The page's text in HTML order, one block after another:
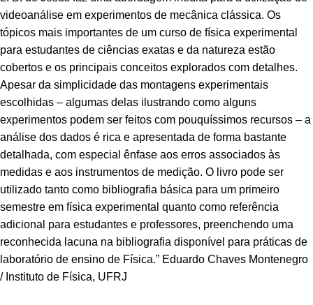
videoanálise em experimentos de mecânica clássica. Os
tópicos mais importantes de um curso de física experimental
para estudantes de ciências exatas e da natureza estão
cobertos e os principais conceitos explorados com detalhes.
Apesar da simplicidade das montagens experimentais
escolhidas – algumas delas ilustrando como alguns
experimentos podem ser feitos com pouquíssimos recursos – a
análise dos dados é rica e apresentada de forma bastante
detalhada, com especial ênfase aos erros associados às
medidas e aos instrumentos de medição. O livro pode ser
utilizado tanto como bibliografia básica para um primeiro
semestre em física experimental quanto como referência
adicional para estudantes e professores, preenchendo uma
reconhecida lacuna na bibliografia disponível para práticas de
laboratório de ensino de Física.” Eduardo Chaves Montenegro
/ Instituto de Física, UFRJ